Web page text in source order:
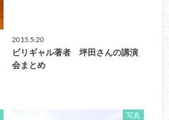
2015.5.20
ビリギャル著者 坪田さんの講演
会まとめ
写真